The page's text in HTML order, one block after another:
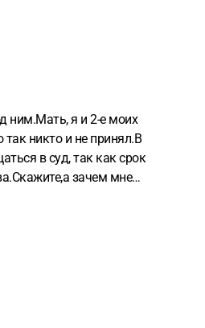
ним.Мать, я и 2-е моих
никто и не принял.В
в суд, так как срок
зачем мне